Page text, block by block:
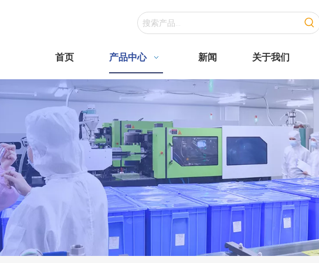
首页 产品中心 新闻 关于我们